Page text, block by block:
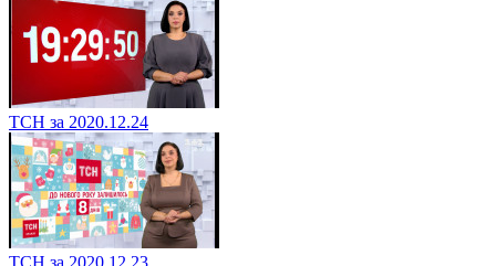
ТСН за 2020.12.24
ТСН за 2020.12.23